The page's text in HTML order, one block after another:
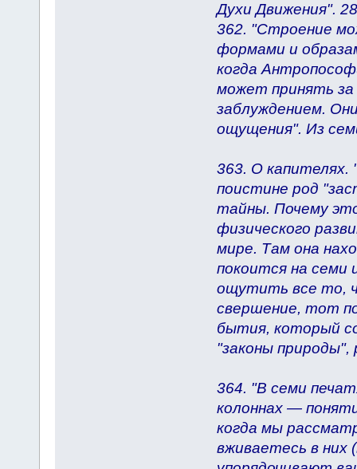
Духи Движения".
362. "Строение
формами и
когда
может принять
заблуждением.
ощущения". Из
363. О
поистине род
тайны. Почему
физического
мире. Там она
покоится на семи
ощутить все то,
свершение, тот
бытия, который
"законы природы",
364. "В семи
колоннах —
когда мы
вживаетесь в них